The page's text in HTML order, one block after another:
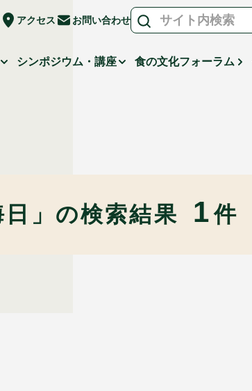
アクセス お問い合わせ
シンポジウム・講座 食の文化フォーラム
日」の検索結果 1 件